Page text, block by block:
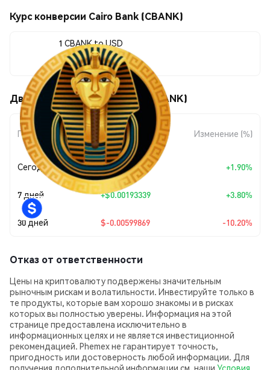
Курс конверсии Cairo Bank (CBANK)
1 CBANK to USD
$0.052812
Движения цены Cairo Bank (CBANK)
Период
Изменение
суммы
Изменение (%)
Сегодня +$0.00098472 +1.90%
7 дней +$0.00193339 +3.80%
30 дней $-0.00599869 -10.20%
Отказ от ответственности
Цены на криптовалюту подвержены значительным
рыночным рискам и волатильности. Инвестируйте только в
те продукты, которые вам хорошо знакомы и в рисках
которых вы полностью уверены. Информация на этой
странице предоставлена исключительно в
информационных целях и не является инвестиционной
рекомендацией. Phemex не гарантирует точность,
пригодность или достоверность любой информации. Для
получения дополнительной информации см. наши Условия